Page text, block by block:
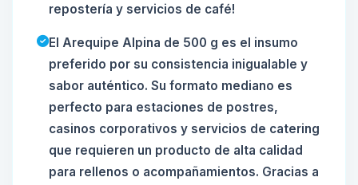
repostería y servicios de café!
El Arequipe Alpina de 500 g es el insumo
preferido por su consistencia inigualable y
sabor auténtico. Su formato mediano es
perfecto para estaciones de postres,
casinos corporativos y servicios de catering
que requieren un producto de alta calidad
para rellenos o acompañamientos. Gracias a